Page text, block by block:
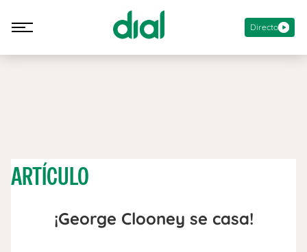
Directo
ARTÍCULO
¡George Clooney se casa!